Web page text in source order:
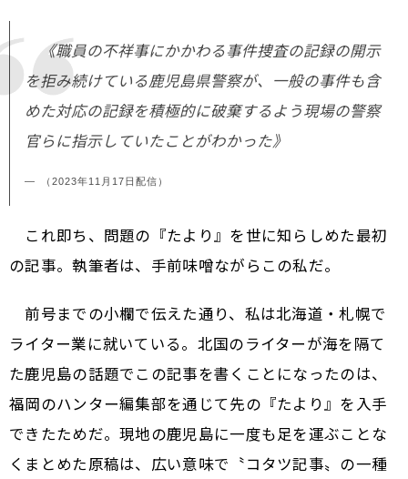
《職員の不祥事にかかわる事件捜査の記録の開示
を拒み続けている鹿児島県警察が、一般の事件も含
めた対応の記録を積極的に破棄するよう現場の警察
官らに指示していたことがわかった》
（2023年11月17日配信）
これ即ち、問題の『たより』を世に知らしめた最初
の記事。執筆者は、手前味噌ながらこの私だ。
前号までの小欄で伝えた通り、私は北海道・札幌で
ライター業に就いている。北国のライターが海を隔て
た鹿児島の話題でこの記事を書くことになったのは、
福岡のハンター編集部を通じて先の『たより』を入手
できたためだ。現地の鹿児島に一度も足を運ぶことな
くまとめた原稿は、広い意味で〝コタツ記事〟の一種